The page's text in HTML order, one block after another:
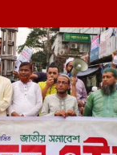
প্রদক্ষিণ
সমাবেশে
সমাবেশে
ইসলামী